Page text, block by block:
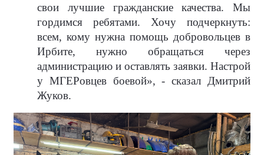
свои лучшие гражданские качества. Мы
гордимся ребятами. Хочу подчеркнуть:
всем, кому нужна помощь добровольцев в
Ирбите, нужно обращаться через
администрацию и оставлять заявки. Настрой
у МГЕРовцев боевой», - сказал Дмитрий
Жуков.